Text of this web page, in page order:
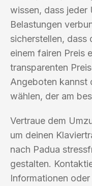
wissen, dass jeder
Belastungen
sicherstellen, dass
einem fairen Preis
transparenten
Angeboten kannst
wählen, der am
Vertraue dem
um deinen
nach Padua
gestalten.
Informationen